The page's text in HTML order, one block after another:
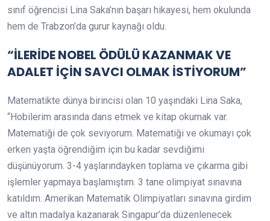
sınıf öğrencisi Lina Saka’nın başarı hikayesi, hem okulunda
hem de Trabzon’da gurur kaynağı oldu.
“İLERİDE NOBEL ÖDÜLÜ KAZANMAK VE
ADALET İÇİN SAVCI OLMAK İSTİYORUM”
Matematikte dünya birincisi olan 10 yaşındaki Lina Saka,
“Hobilerim arasında dans etmek ve kitap okumak var.
Matematiği de çok seviyorum. Matematiği ve okumayı çok
erken yaşta öğrendiğim için bu kadar sevdiğimi
düşünüyorum. 3-4 yaşlarındayken toplama ve çıkarma gibi
işlemler yapmaya başlamıştım. 3 tane olimpiyat sınavına
katıldım. Amerikan Matematik Olimpiyatları sınavına girdim
ve altın madalya kazanarak Singapur’da düzenlenecek